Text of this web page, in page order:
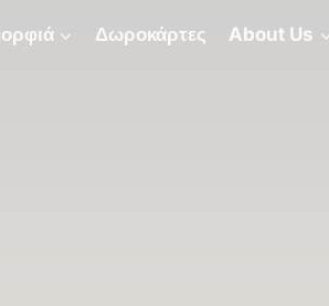
Δωροκάρτες About Us